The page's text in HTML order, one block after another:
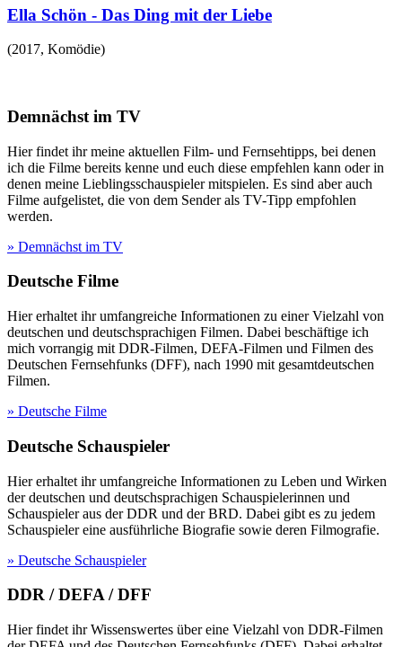
Ella Schön - Das Ding mit der Liebe
(2017, Komödie)
Demnächst im TV
Hier findet ihr meine aktuellen Film- und Fernsehtipps, bei denen
ich die Filme bereits kenne und euch diese empfehlen kann oder in
denen meine Lieblingsschauspieler mitspielen. Es sind aber auch
Filme aufgelistet, die von dem Sender als TV-Tipp empfohlen
werden.
» Demnächst im TV
Deutsche Filme
Hier erhaltet ihr umfangreiche Informationen zu einer Vielzahl von
deutschen und deutschsprachigen Filmen. Dabei beschäftige ich
mich vorrangig mit DDR-Filmen, DEFA-Filmen und Filmen des
Deutschen Fernsehfunks (DFF), nach 1990 mit gesamtdeutschen
Filmen.
» Deutsche Filme
Deutsche Schauspieler
Hier erhaltet ihr umfangreiche Informationen zu Leben und Wirken
der deutschen und deutschsprachigen Schauspielerinnen und
Schauspieler aus der DDR und der BRD. Dabei gibt es zu jedem
Schauspieler eine ausführliche Biografie sowie deren Filmografie.
» Deutsche Schauspieler
DDR / DEFA / DFF
Hier findet ihr Wissenswertes über eine Vielzahl von DDR-Filmen